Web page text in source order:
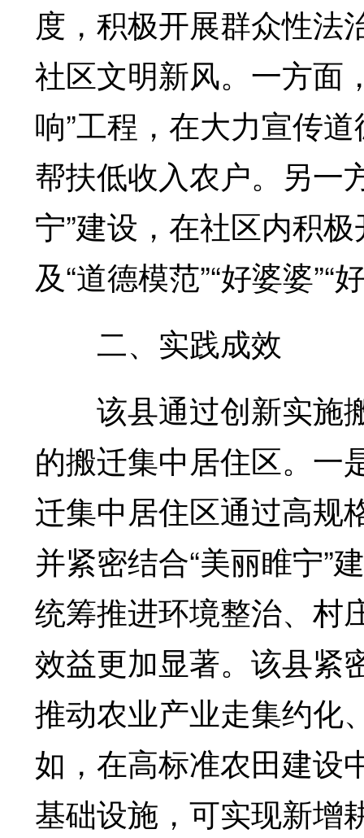
度，积极开展群众性法
社区文明新风。一方面
响”工程，在大力宣传
帮扶低收入农户。另一
宁”建设，在社区内积极
及“道德模范”“好婆婆”“
二、实践成效
该县通过创新实施
的搬迁集中居住区。一
迁集中居住区通过高规
并紧密结合“美丽睢宁”
统筹推进环境整治、村
效益更加显著。该县紧
推动农业产业走集约化
如，在高标准农田建设
基础设施，可实现新增